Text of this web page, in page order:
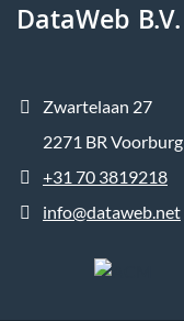
DataWeb B.V.
Zwartelaan 27
2271 BR Voorburg
+31 70 3819218
info@dataweb.net